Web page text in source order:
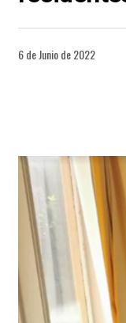
6 de Junio de 2022